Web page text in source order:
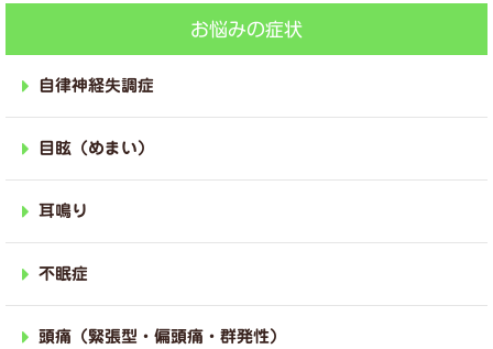
お悩みの症状
自律神経失調症
目眩（めまい）
耳鳴り
不眠症
頭痛（緊張型・偏頭痛・群発性）